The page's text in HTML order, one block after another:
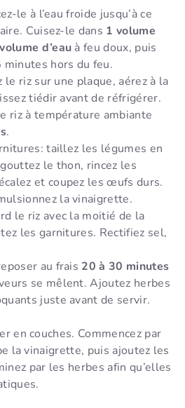
le à l’eau froide jusqu’à ce
Cuisez-le dans 1 volume
d’eau à feu doux, puis
hors du feu.
riz sur une plaque, aérez à la
tiédir avant de réfrigérer.
riz à température ambiante
.
taillez les légumes en
le thon, rincez les
et coupez les œufs durs.
la vinaigrette.
le riz avec la moitié de la
les garnitures. Rectifiez sel,
au frais 20 à 30 minutes
se mêlent. Ajoutez herbes
juste avant de servir.
en couches. Commencez par
la vinaigrette, puis ajoutez les
par les herbes afin qu’elles